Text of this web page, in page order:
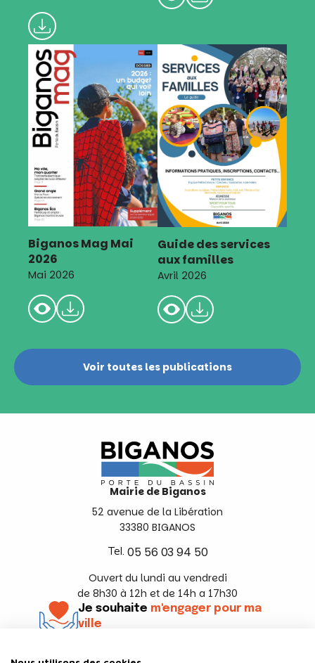
Biganos Mag Mai
2026
Mai 2026
Guide des services
aux familles
Avril 2026
Voir toutes les publications
Mairie de Biganos
52 avenue de la Libération
33380 BIGANOS
Tel. 05 56 03 94 50
Ouvert du lundi au vendredi
de 8h30 à 12h et de 14h a 17h30
Je souhaite m'engager pour ma
ville